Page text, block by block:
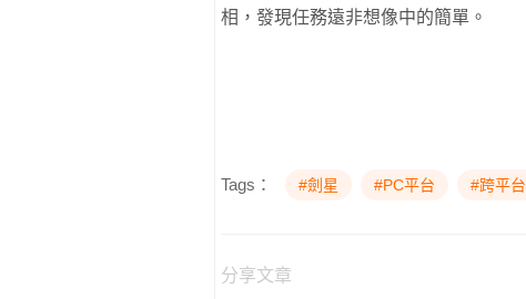
相，發現任務遠非想像中的簡單。
Tags： #劍星 #PC平台 #跨平台
分享文章